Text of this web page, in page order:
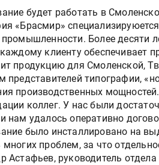
будет работать в
«Брасмир»
промышленности. Более десяти
клиенту обеспечивает
продукцию для Смоленской,
представителей типографии,
производственных
коллег. У нас были
нам удалось оперативно
было инсталлировано на
многих проблем, за что
Астафьев, руководитель